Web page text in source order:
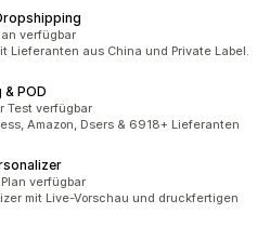
verfügbar
Lieferanten aus China und Private Label.
POD
Test verfügbar
Amazon, Dsers & 6918+ Lieferanten
verfügbar
mit Live-Vorschau und druckfertigen